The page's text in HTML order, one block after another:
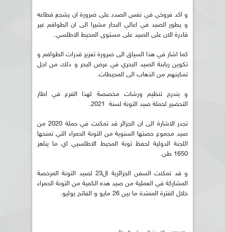
و اكد فروخي في نفس الصدد على ضرورة ان يشجع قطاعه
و يطور الصيد في اعالي البحار مشيرا الى ان الطواقم غير
قادرة الان على الصيد على مستوى المحيط الاطلسي.
كما اشار في هذا السياق الى ضرورة تعزيز قدرات الطواقم و
تكوين ربابنة الصيد البحري في عرض البحر و ذلك من اجل
تمكينهم من الذهاب الى المحيطات.
و يندرج تنظيم ورشات مخصصة لهذا الفرع في اطار
التحضير لحملة صيد التونة لسنة 2021.
تجدر الاشارة الى ان الجزائر قد تمكنت في حملة 2020 من
صيد مجموع حصتها السنوية من التونة الحمراء التي تمنحها
اللجنة الدولية لحفظ تونة المحيط الاطلسيي اي ما يناهز
1650 طن.
و قد تمكنت السفن الجزائرية ال23 لصيد التونة المرخصة
المشاركة في العملية من صيد هذه الكمية من التونة الحمراء
خلال الفترة الممتدة ما بين 26 مايو و الفاتح يوليو.